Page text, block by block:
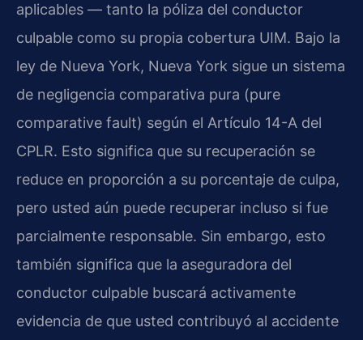
aplicables — tanto la póliza del conductor
culpable como su propia cobertura UIM. Bajo la
ley de Nueva York, Nueva York sigue un sistema
de negligencia comparativa pura (pure
comparative fault) según el Artículo 14-A del
CPLR. Esto significa que su recuperación se
reduce en proporción a su porcentaje de culpa,
pero usted aún puede recuperar incluso si fue
parcialmente responsable. Sin embargo, esto
también significa que la aseguradora del
conductor culpable buscará activamente
evidencia de que usted contribuyó al accidente